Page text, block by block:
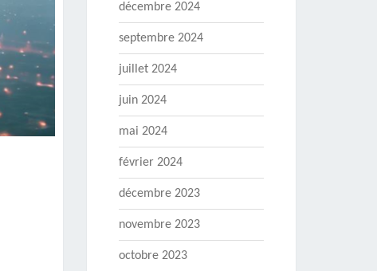
décembre 2024
septembre 2024
juillet 2024
juin 2024
mai 2024
février 2024
décembre 2023
novembre 2023
octobre 2023